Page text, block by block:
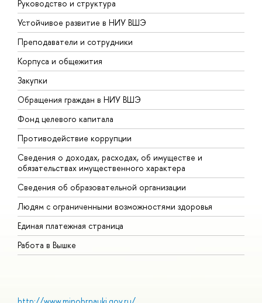
Руководство и структура
Устойчивое развитие в НИУ ВШЭ
Преподаватели и сотрудники
Корпуса и общежития
Закупки
Обращения граждан в НИУ ВШЭ
Фонд целевого капитала
Противодействие коррупции
Сведения о доходах, расходах, об имуществе и
обязательствах имущественного характера
Сведения об образовательной организации
Людям с ограниченными возможностями здоровья
Единая платежная страница
Работа в Вышке